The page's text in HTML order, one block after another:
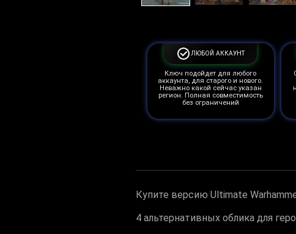
ЛЮБОЙ АККАУНТ
Ключ подойдет для любого
аккаунта, для старого и нового.
Неважно какой сейчас указан
регион. Полная совместимость
без ограничений
Купите версию Ultimate
4 альтернативных облика для